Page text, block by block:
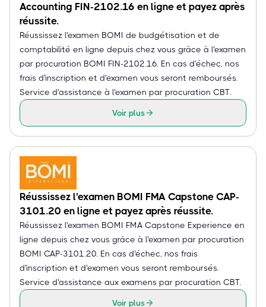
Accounting FIN-2102.16 en ligne et payez après
réussite.
Réussissez l'examen BOMI de budgétisation et de
comptabilité en ligne depuis chez vous grâce à l'examen
par procuration BOMI FIN-2102.16. En cas d'échec, nos
frais d'inscription et d'examen vous seront remboursés.
Service d'assistance à l'examen par procuration CBT.
Voir plus
Réussissez l'examen BOMI FMA Capstone CAP-
3101.20 en ligne et payez après réussite.
Réussissez l'examen BOMI FMA Capstone Experience en
ligne depuis chez vous grâce à l'examen par procuration
BOMI CAP-3101.20. En cas d'échec, nos frais
d'inscription et d'examen vous seront remboursés.
Service d'assistance aux examens par procuration CBT.
Voir plus